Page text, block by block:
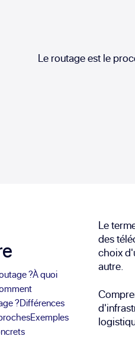
Le routage est le
?À quoi
?Différences
Exemples
Le
des
choix
autre.